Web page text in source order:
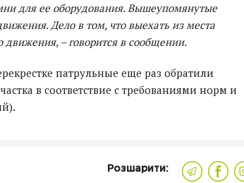
для ее оборудования. Вышеупомянутые
Дело в том, что выехать из места
– говорится в сообщении.
патрульные еще раз обратили
в соответствие с требованиями норм и
Розшарити: